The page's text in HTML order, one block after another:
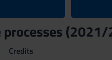
processes
Credits